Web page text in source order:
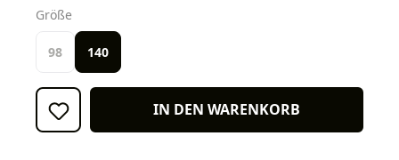
Größe
98 140
IN DEN WARENKORB